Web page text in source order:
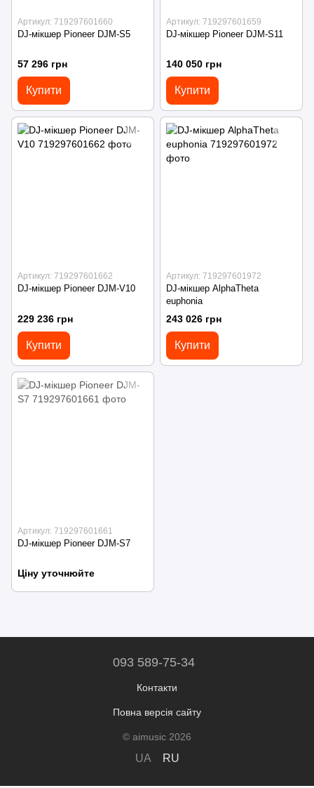
Артикул: 719297601660
DJ-мікшер Pioneer DJM-S5
57 296 грн
Купити
Артикул: 719297601659
DJ-мікшер Pioneer DJM-S11
140 050 грн
Купити
Артикул: 719297601662
DJ-мікшер Pioneer DJM-V10
229 236 грн
Купити
Артикул: 719297601972
DJ-мікшер AlphaTheta
euphonia
243 026 грн
Купити
Артикул: 719297601661
DJ-мікшер Pioneer DJM-S7
Ціну уточнюйте
093 589-75-34
Контакти
Повна версія сайту
© aimusic 2026
UA RU